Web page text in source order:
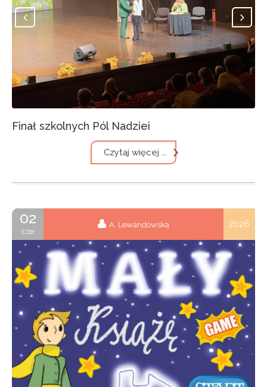
Finał szkolnych Pól Nadziei
Czytaj więcej ...
02
cze
A. Lewandowska 2026